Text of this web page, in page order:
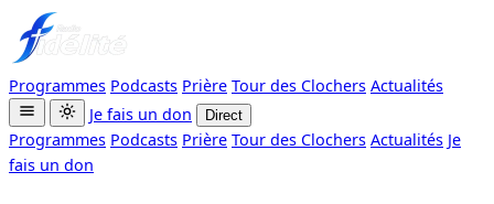
Aller
au
contenu
Programmes Podcasts Prière Tour des Clochers Actualités
Je fais un don
Direct
Programmes Podcasts Prière Tour des Clochers Actualités Je
fais un don